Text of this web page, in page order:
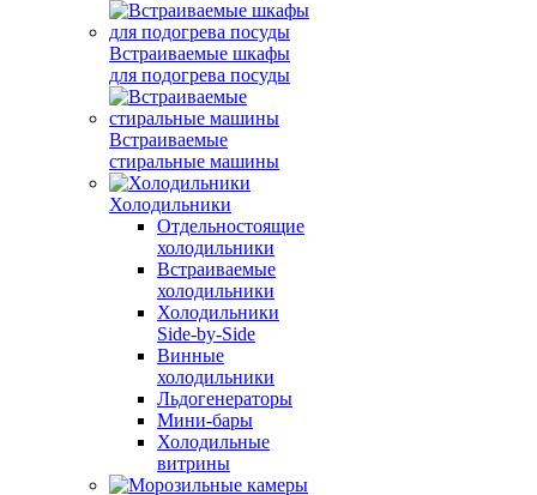
Встраиваемые шкафы
для подогрева посуды
Встраиваемые
стиральные машины
Холодильники
Отдельностоящие
холодильники
Встраиваемые
холодильники
Холодильники
Side-by-Side
Винные
холодильники
Льдогенераторы
Мини-бары
Холодильные
витрины